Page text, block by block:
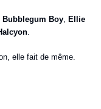
Bubblegum Boy, Ellie
.
elle fait de même.